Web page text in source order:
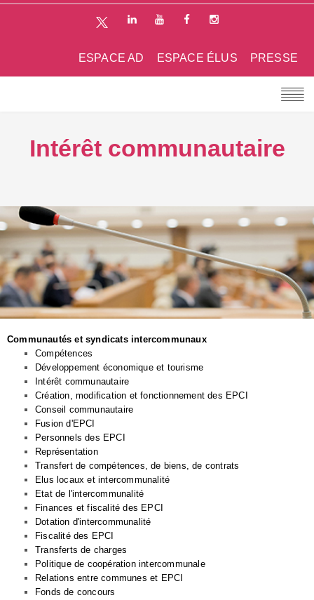
PRESSE
ESPACE ÉLUS
ESPACE AD
Intérêt communautaire
Communautés et syndicats intercommunaux
Compétences
Développement économique et tourisme
Intérêt communautaire
Création, modification et fonctionnement des EPCI
Conseil communautaire
Fusion d'EPCI
Personnels des EPCI
Représentation
Transfert de compétences, de biens, de contrats
Elus locaux et intercommunalité
Etat de l'intercommunalité
Finances et fiscalité des EPCI
Dotation d'intercommunalité
Fiscalité des EPCI
Transferts de charges
Politique de coopération intercommunale
Relations entre communes et EPCI
Fonds de concours